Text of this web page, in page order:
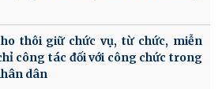
thôi giữ chức vụ, từ chức, miễn
công tác đối với công chức trong
dân